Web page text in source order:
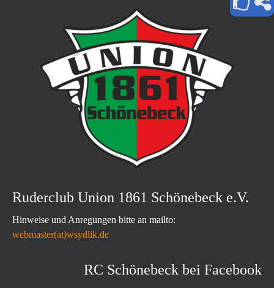
Ruderclub Union 1861 Schönebeck e.V.
Hinweise und Anregungen bitte an mailto:
webmaster(at)wsydlik.de
RC Schönebeck bei Facebook